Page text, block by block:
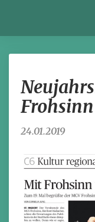
24.01.2019